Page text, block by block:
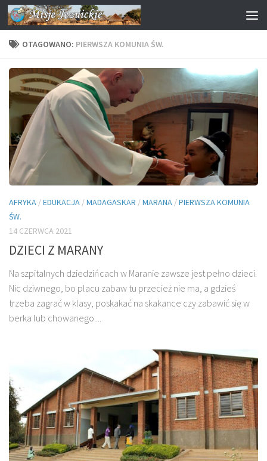
Przejdź do treści
OTAGOWANO: PIERWSZA KOMUNIA ŚW.
AFRYKA /EDUKACJA /MADAGASKAR /MARANA /PIERWSZA KOMUNIA
ŚW.
14 CZERWCA 2021
DZIECI Z MARANY
Na szpitalnych dziedzińcach w Maranie zawsze jest pełno dzieci.
Nic dziwnego, bo placu zabaw tu przecież nie ma, a gdzieś
trzeba zagrać w klasy, poskakać na skakance czy zabawić się w
berka lub chowanego....